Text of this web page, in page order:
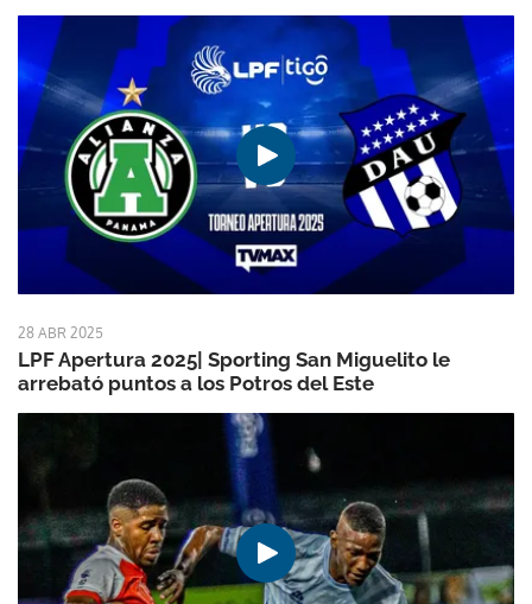
28 ABR 2025
LPF Apertura 2025| Sporting San Miguelito le
arrebató puntos a los Potros del Este